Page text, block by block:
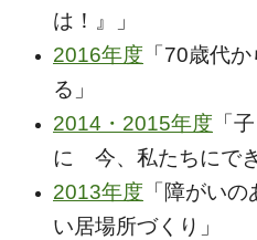
は！』」
2016年度 「70歳代
る」
2014・2015年度 「
に 今、私たちにでき
2013年度 「障がい
い居場所づくり」